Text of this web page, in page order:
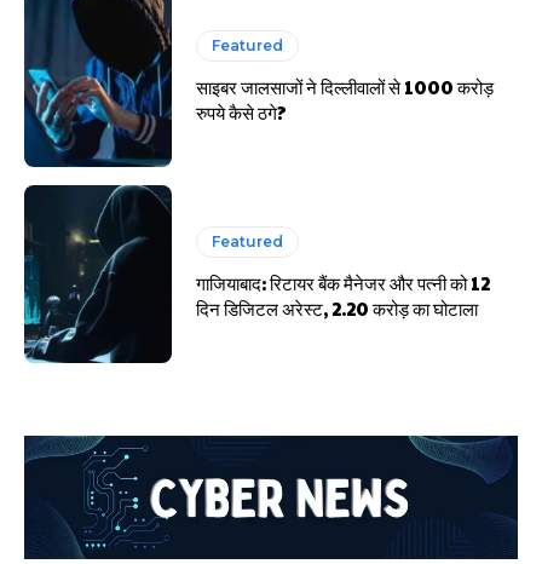
Featured
साइबर जालसाजों ने दिल्लीवालों से 1000 करोड़
रुपये कैसे ठगे?
Featured
गाजियाबाद: रिटायर बैंक मैनेजर और पत्नी को 12
दिन डिजिटल अरेस्ट, 2.20 करोड़ का घोटाला